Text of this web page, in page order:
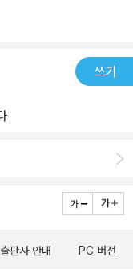
발 게임이다.#서평, #
력, #문제해결력, #숫
, #수학기초체력향상​​​​​​​​​​​​​​<
아 주관적으로 작성한
제 해결력을 키우기
롭게 등장한 8 X 8의
의 문항들은 두뇌 트레
성된 것도 이 책의 특
이도를 매우 세밀하게
나이가 어려서인지 스도
러나 문제를 계속 접하
쓰기
출판사 안내 PC 버전